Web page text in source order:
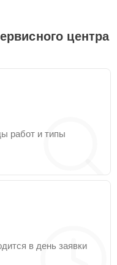
центра
работ и типы
в день заявки